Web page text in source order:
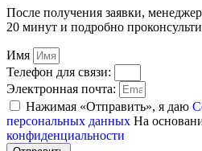
После получения заявки,
20 минут и подробно
Имя
Телефон для связи:
Электронная почта:
Нажимая «Отправить», я даю
персональных данных На
конфиденциальности